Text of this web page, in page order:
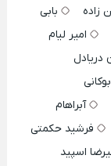
زاده
بابی
امیر لیام
دریادل
آبراهام
فرشید حکمتی
اسپید